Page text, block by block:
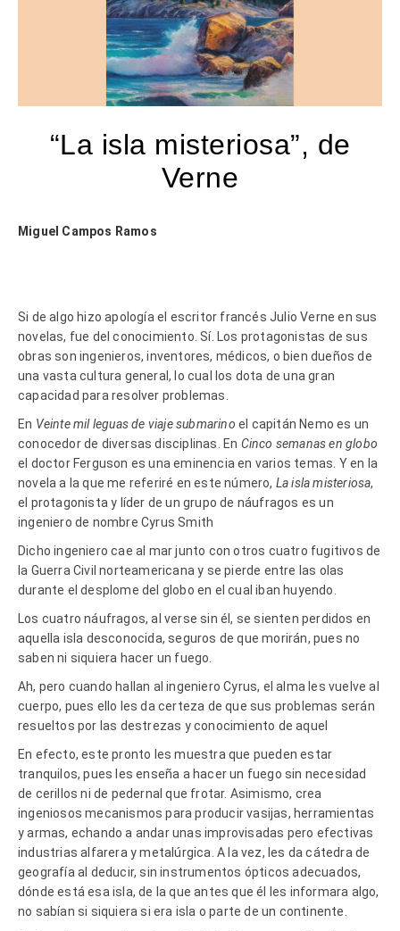
“La isla misteriosa”, de
Verne
Miguel Campos Ramos
Si de algo hizo apología el escritor francés Julio Verne en sus
novelas, fue del conocimiento. Sí. Los protagonistas de sus
obras son ingenieros, inventores, médicos, o bien dueños de
una vasta cultura general, lo cual los dota de una gran
capacidad para resolver problemas.
En Veinte mil leguas de viaje submarino el capitán Nemo es un
conocedor de diversas disciplinas. En Cinco semanas en globo
el doctor Ferguson es una eminencia en varios temas. Y en la
novela a la que me referiré en este número, La isla misteriosa,
el protagonista y líder de un grupo de náufragos es un
ingeniero de nombre Cyrus Smith
Dicho ingeniero cae al mar junto con otros cuatro fugitivos de
la Guerra Civil norteamericana y se pierde entre las olas
durante el desplome del globo en el cual iban huyendo.
Los cuatro náufragos, al verse sin él, se sienten perdidos en
aquella isla desconocida, seguros de que morirán, pues no
saben ni siquiera hacer un fuego.
Ah, pero cuando hallan al ingeniero Cyrus, el alma les vuelve al
cuerpo, pues ello les da certeza de que sus problemas serán
resueltos por las destrezas y conocimiento de aquel
En efecto, este pronto les muestra que pueden estar
tranquilos, pues les enseña a hacer un fuego sin necesidad
de cerillos ni de pedernal que frotar. Asimismo, crea
ingeniosos mecanismos para producir vasijas, herramientas
y armas, echando a andar unas improvisadas pero efectivas
industrias alfarera y metalúrgica. A la vez, les da cátedra de
geografía al deducir, sin instrumentos ópticos adecuados,
dónde está esa isla, de la que antes que él les informara algo,
no sabían si siquiera si era isla o parte de un continente.